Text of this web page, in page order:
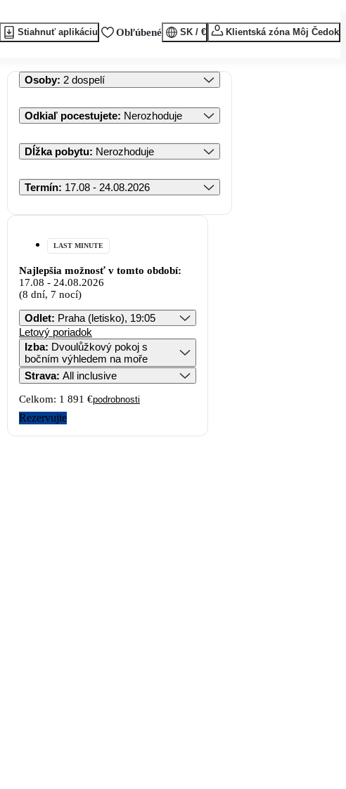
Stiahnuť aplikáciu Obľúbené SK / € Klientská zóna Môj Čedok
Osoby: 2 dospelí
Odkiaľ pocestujete: Nerozhoduje
Dĺžka pobytu: Nerozhoduje
Termín: 17.08 - 24.08.2026
LAST MINUTE
Najlepšia možnosť v tomto období:
17.08 - 24.08.2026
(8 dní, 7 nocí)
Odlet: Praha (letisko), 19:05
Letový poriadok
Izba: Dvoulůžkový pokoj s
bočním výhledem na moře
Strava: All inclusive
Celkom: 1 891 €podrobnosti
Rezervujte